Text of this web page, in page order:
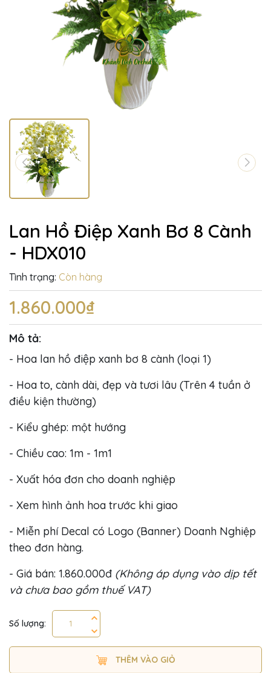
Lan Hồ Điệp Xanh Bơ 8 Cành
- HDX010
Tình trạng: Còn hàng
1.860.000₫
Mô tả:
- Hoa lan hồ điệp xanh bơ 8 cành (loại 1)
- Hoa to, cành dài, đẹp và tươi lâu (Trên 4 tuần ở
điều kiện thường)
- Kiểu ghép: một hướng
- Chiều cao: 1m - 1m1
- Xuất hóa đơn cho doanh nghiệp
- Xem hình ảnh hoa trước khi giao
- Miễn phí Decal có Logo (Banner) Doanh Nghiệp
theo đơn hàng.
- Giá bán: 1.860.000đ (Không áp dụng vào dịp tết
và chưa bao gồm thuế VAT)
Số lượng:
THÊM VÀO GIỎ